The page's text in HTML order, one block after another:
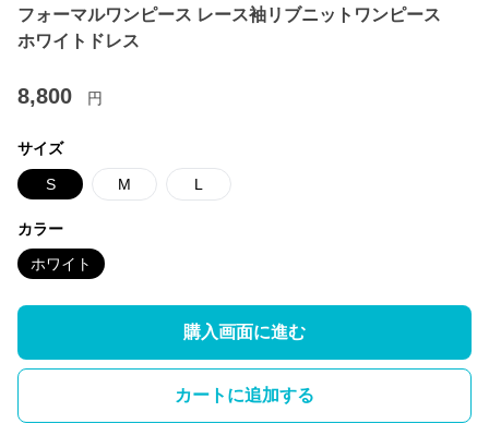
フォーマルワンピース レース袖リブニットワンピース
ホワイトドレス
8,800 円
サイズ
S M L
カラー
ホワイト
購入画面に進む
カートに追加する